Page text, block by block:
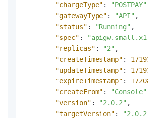
"chargeType" : "POSTPAY"
"gatewayType" : "API" ,
"status" : "Running" ,
"spec" :
"replicas" : "2" ,
"createTimestamp" :
"updateTimestamp" :
"expireTimestamp" :
"createFrom" : "Console"
"version" : "2.0.2" ,
"targetVersion" :